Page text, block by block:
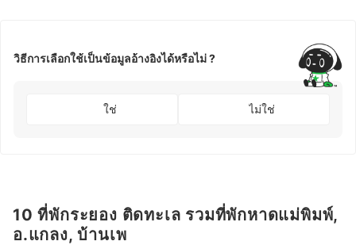
วิธีการเลือกใช้เป็นข้อมูลอ้างอิงได้หรือไม่ ?
ใช่ ไม่ใช่
10 ที่พักระยอง ติดทะเล รวมที่พักหาดแม่พิมพ์,
อ.แกลง, บ้านเพ